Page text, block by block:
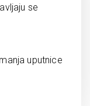
se
uputnice